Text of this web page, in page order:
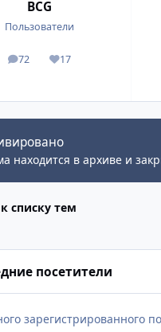
BCG
Пользователи
72
сообщения
17
Репутация
находится в архиве и
списку тем
посетители
зарегистрированного